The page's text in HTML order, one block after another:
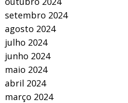
setembro 2024
agosto 2024
julho 2024
junho 2024
maio 2024
abril 2024
março 2024